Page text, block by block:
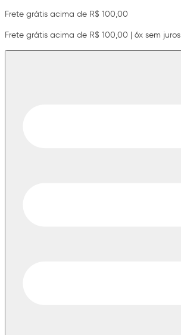
Frete grátis acima de R$ 100,00
Frete grátis acima de R$ 100,00 | 6x sem juros